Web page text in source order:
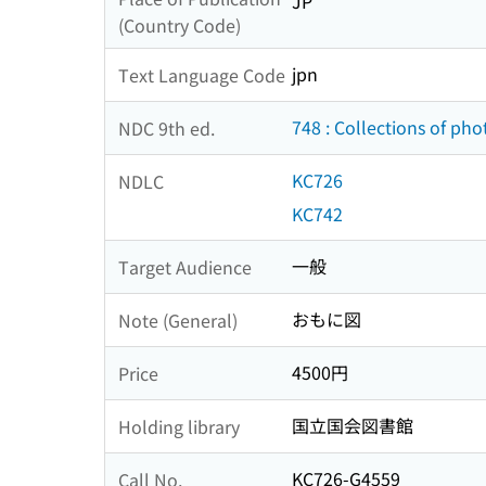
(Country Code)
Text Language Code jpn
NDC 9th ed. 748 : Collections of
NDLC
KC726
KC742
Target Audience 一般
Note (General) おもに図
Price 4500円
Holding library 国立国会図書館
Call No.
KC726-G4559